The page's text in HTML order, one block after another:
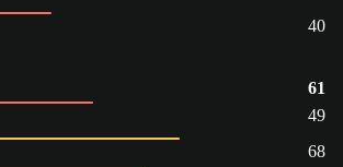
40
61
49
68